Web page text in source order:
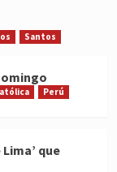
Santos
Perú
que